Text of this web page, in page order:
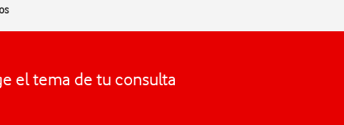
el tema de tu consulta